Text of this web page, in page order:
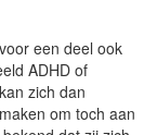
een deel ook
ADHD of
zich dan
om toch aan